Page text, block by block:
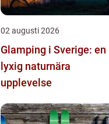
02 augusti 2026
Glamping i Sverige: en
lyxig naturnära
upplevelse